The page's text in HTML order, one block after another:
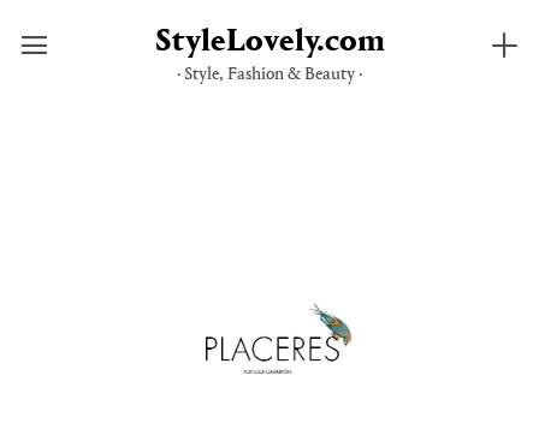
StyleLovely.com
· Style, Fashion & Beauty ·